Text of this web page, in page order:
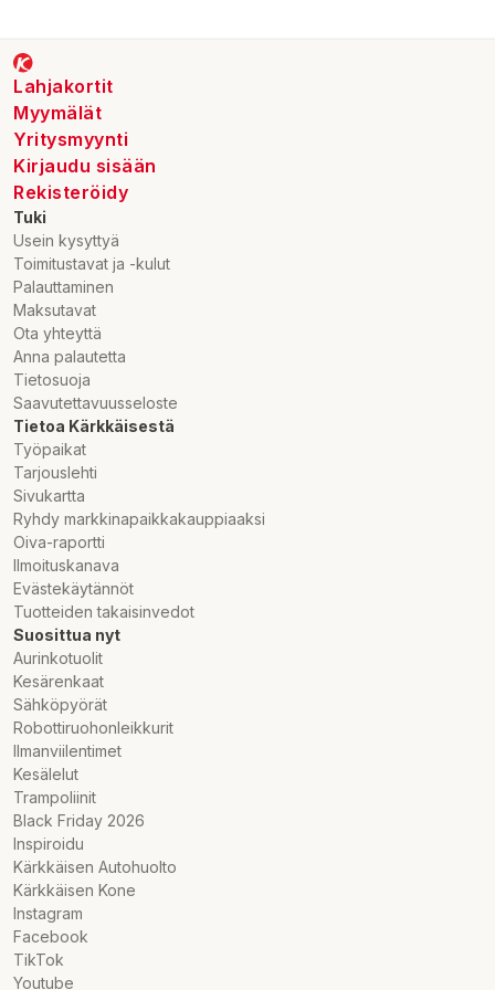
Kontrollera produktinformationen alltid också på
förpackningen.
Lahjakortit
Myymälät
Yritysmyynti
Kirjaudu sisään
Rekisteröidy
Tuki
Usein kysyttyä
Toimitustavat ja -kulut
Palauttaminen
Maksutavat
Ota yhteyttä
Anna palautetta
Tietosuoja
Saavutettavuusseloste
Tietoa Kärkkäisestä
Työpaikat
Tarjouslehti
Sivukartta
Ryhdy markkinapaikkakauppiaaksi
Oiva-raportti
Ilmoituskanava
Evästekäytännöt
Tuotteiden takaisinvedot
Suosittua nyt
Aurinkotuolit
Kesärenkaat
Sähköpyörät
Robottiruohonleikkurit
Ilmanviilentimet
Kesälelut
Trampoliinit
Black Friday 2026
Inspiroidu
Kärkkäisen Autohuolto
Kärkkäisen Kone
Instagram
Facebook
TikTok
Youtube